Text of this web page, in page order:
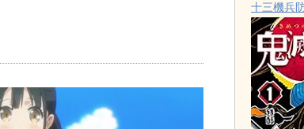
十三機兵